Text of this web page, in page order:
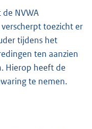
NVWA
toezicht er
tijdens het
ten aanzien
Hierop heeft de
te nemen.